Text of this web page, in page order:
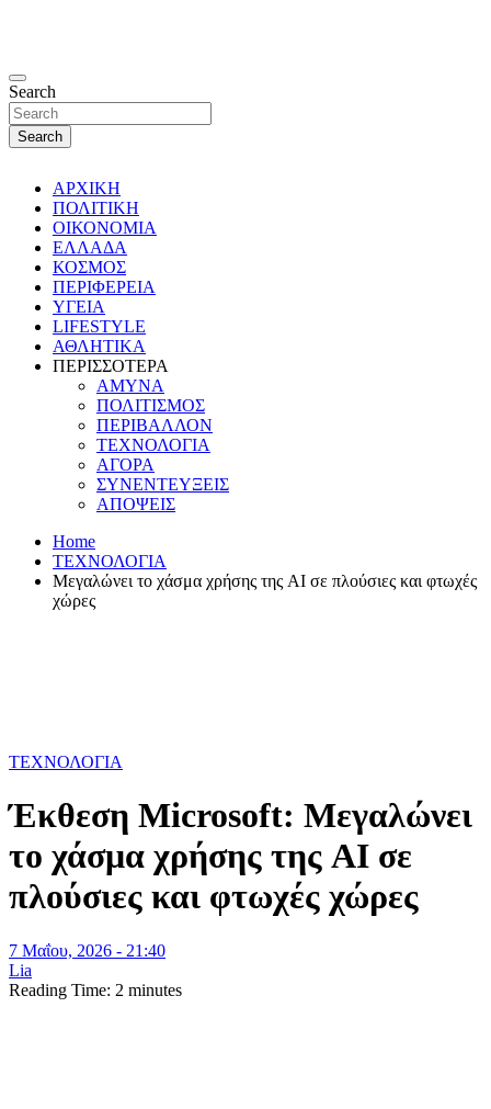
Search
Search
ΑΡΧΙΚΗ
ΠΟΛΙΤΙΚΗ
ΟΙΚΟΝΟΜΙΑ
ΕΛΛΑΔΑ
ΚΟΣΜΟΣ
ΠΕΡΙΦΕΡΕΙΑ
ΥΓΕΙΑ
LIFESTYLE
ΑΘΛΗΤΙΚΑ
ΠΕΡΙΣΣΟΤΕΡΑ
ΑΜΥΝΑ
ΠΟΛΙΤΙΣΜΟΣ
ΠΕΡΙΒΑΛΛΟΝ
ΤΕΧΝΟΛΟΓΙΑ
ΑΓΟΡΑ
ΣΥΝΕΝΤΕΥΞΕΙΣ
ΑΠΟΨΕΙΣ
Home
ΤΕΧΝΟΛΟΓΙΑ
Μεγαλώνει το χάσμα χρήσης της AI σε πλούσιες και φτωχές
χώρες
ΤΕΧΝΟΛΟΓΙΑ
Έκθεση Microsoft: Μεγαλώνει
το χάσμα χρήσης της AI σε
πλούσιες και φτωχές χώρες
7 Μαΐου, 2026 - 21:40
Lia
Reading Time: 2 minutes